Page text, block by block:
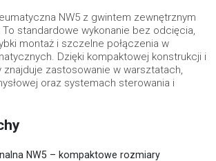
NW5 z gwintem zewnętrznym
To standardowe wykonanie bez odcięcia,
montaż i szczelne połączenia w
Dzięki kompaktowej konstrukcji i
znajduje zastosowanie w warsztatach,
oraz systemach sterowania i
NW5 – kompaktowe rozmiary